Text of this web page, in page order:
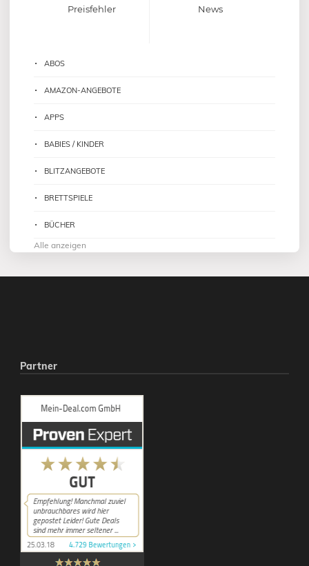
Preisfehler News
ABOS
AMAZON-ANGEBOTE
APPS
BABIES / KINDER
BLITZANGEBOTE
BRETTSPIELE
BÜCHER
Alle anzeigen
Partner